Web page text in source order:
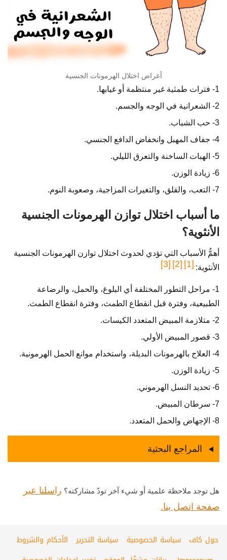
أعراض اختلال الهرمونات الجنسية
1- فترات طمثية غير منتظمة أو غيابها.
2- الشعرانية في الوجه والجسم.
3- حب الشباب.
4- جفاف المهبل وانخفاض الدافع الجنسي.
5- الهبات الساخنة والتعرق الليلي.
6- زيادة الوزن.
7- التعب، والقلق، والتغيرات المزاجية، وصعوبة النوم.
ما أسباب اختلال توازن الهرمونات الجنسية
الأنثوية؟
أهمُّ الأسباب التي تؤدي لحدوث اختلال توازن الهرمونات الجنسية
الأنثوية: [1]
[2]
[3]
1- مراحل التطور المختلفة أي البلوغ، والحمل، والرضاعة
الطبيعية، وفترة قبل انقطاع الطمث، وفترة انقطاع الطمث.
2- متلازمة المبيض المتعدد الكيسات.
3- قصور المبيض الأولي.
4- العلاج بالهرمونات البديلة، واستخدام موانع الحمل الهرمونية.
5- زيادة الوزن.
6- تحديد النسل الهرموني.
7- سرطان المبيض.
8- الإجهاض والحمل المتعدد.
المراجع البحثية
هل توجد ملاحظة علمية أو شيء آخر تودّ مشاركته؟ راسلنا عبر
صفحة اتصل بنا.
حول كاف سياسة الخصوصية سياسة التحرير
الأحكام والشروط